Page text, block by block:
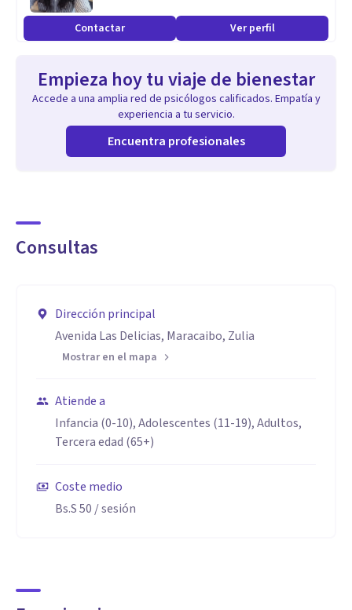
Evitar maltrato psicológico y doméstico.
Casos de infidelidad.
Inclusión familiar.
Empatía entre familiares.
Mejorar la comunicación familiar.
Coach en salud y bienestar.
Contactar Ver perfil
Empieza hoy tu viaje de bienestar
Accede a una amplia red de psicólogos calificados. Empatía y
experiencia a tu servicio.
Encuentra profesionales
Consultas
Dirección principal
Avenida Las Delicias, Maracaibo, Zulia
Mostrar en el mapa
Atiende a
Infancia (0-10), Adolescentes (11-19), Adultos,
Tercera edad (65+)
Coste medio
Bs.S 50 / sesión